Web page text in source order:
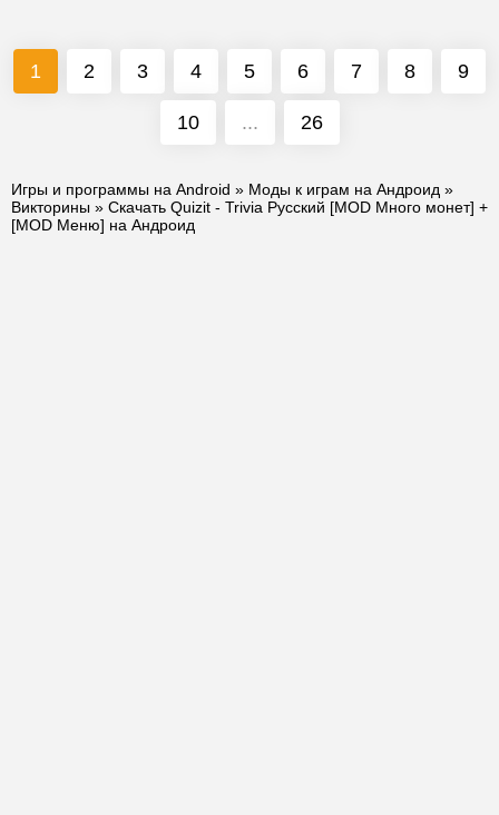
1 2 3 4 5 6 7 8 9
10 ... 26
Игры и программы на Android » Моды к играм на Андроид »
Викторины » Скачать Quizit - Trivia Русский [MOD Много монет] +
[MOD Меню] на Андроид